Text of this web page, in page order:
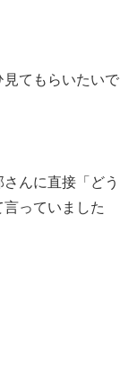
てもらいたいで
んに直接「どう
っていました